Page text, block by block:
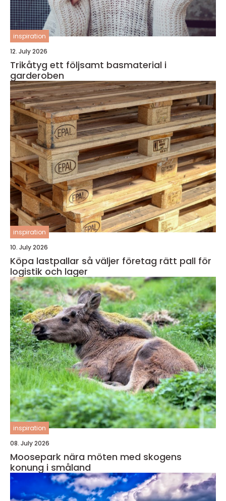
inspiration
12. July 2026
Trikåtyg ett följsamt basmaterial i
garderoben
inspiration
10. July 2026
Köpa lastpallar så väljer företag rätt pall för
logistik och lager
inspiration
08. July 2026
Moosepark nära möten med skogens
konung i småland